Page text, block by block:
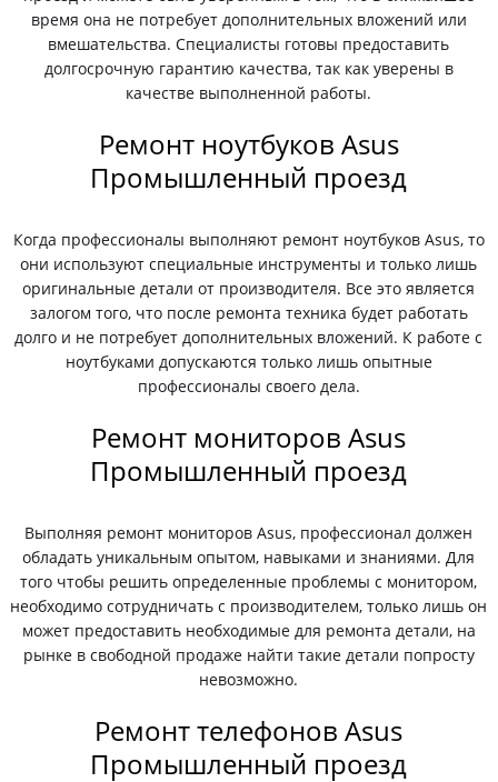
время она не потребует дополнительных вложений или
вмешательства. Специалисты готовы предоставить
долгосрочную гарантию качества, так как уверены в
качестве выполненной работы.
Ремонт ноутбуков Asus
Промышленный проезд
Когда профессионалы выполняют ремонт ноутбуков Asus, то
они используют специальные инструменты и только лишь
оригинальные детали от производителя. Все это является
залогом того, что после ремонта техника будет работать
долго и не потребует дополнительных вложений. К работе с
ноутбуками допускаются только лишь опытные
профессионалы своего дела.
Ремонт мониторов Asus
Промышленный проезд
Выполняя ремонт мониторов Asus, профессионал должен
обладать уникальным опытом, навыками и знаниями. Для
того чтобы решить определенные проблемы с монитором,
необходимо сотрудничать с производителем, только лишь он
может предоставить необходимые для ремонта детали, на
рынке в свободной продаже найти такие детали попросту
невозможно.
Ремонт телефонов Asus
Промышленный проезд